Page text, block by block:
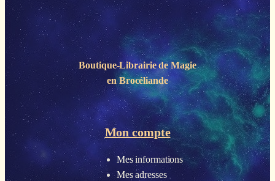
Boutique-Librairie deMagie
en Brocéliande
Mon compte
Mes informations
Mes adresses